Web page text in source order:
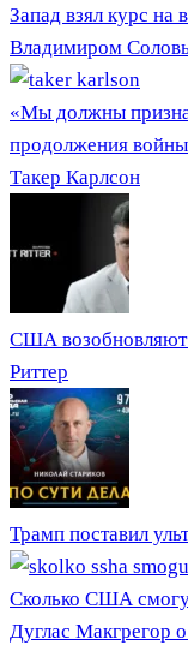
Запад взял курс
Владимиром
«Мы должны
продолжения
Такер Карлсон
США возобновляют
Риттер
Трамп поставил
Сколько США
Дуглас Макгрегор